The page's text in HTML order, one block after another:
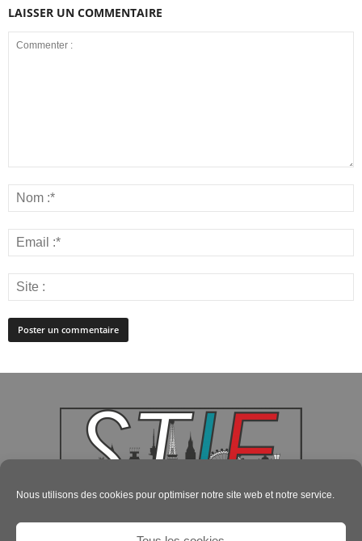
Nous utilisons des cookies pour optimiser notre site web et notre service.
LAISSER UN COMMENTAIRE